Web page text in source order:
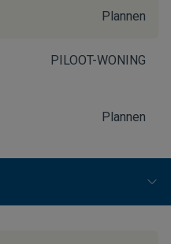
Plannen
PILOOT-WONING
Plannen